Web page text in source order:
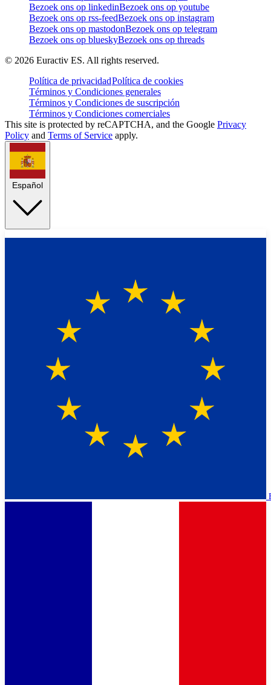
Bezoek ons op linkedinBezoek ons op youtube
Bezoek ons op rss-feedBezoek ons op instagram
Bezoek ons op mastodonBezoek ons op telegram
Bezoek ons op blueskyBezoek ons op threads
© 2026 Euractiv ES. All rights reserved.
Política de privacidadPolítica de cookies
Términos y Condiciones generales
Términos y Condiciones de suscripción
Términos y Condiciones comerciales
This site is protected by reCAPTCHA, and the Google Privacy
Policy and Terms of Service apply.
Español